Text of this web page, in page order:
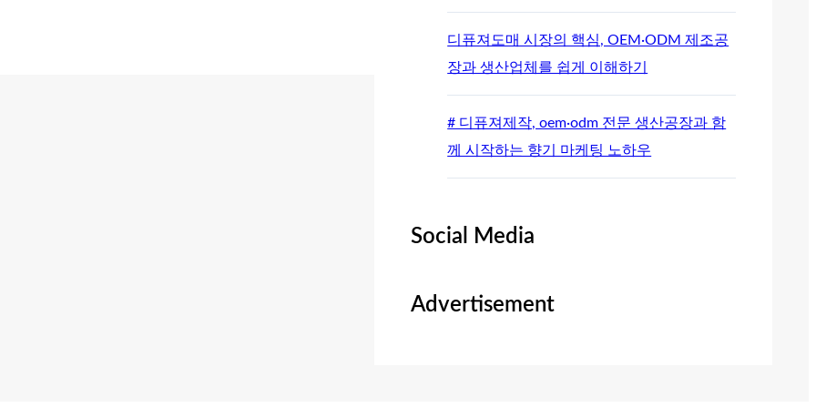
디퓨져도매 시장의 핵심, OEM·ODM 제조공
장과 생산업체를 쉽게 이해하기
# 디퓨져제작, oem·odm 전문 생산공장과 함
께 시작하는 향기 마케팅 노하우
Social Media
Advertisement